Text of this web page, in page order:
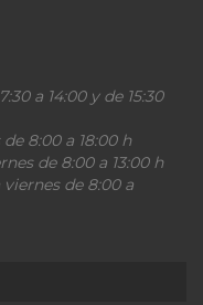
a 14:00 y de 15:30
8:00 a 18:00 h
de 8:00 a 13:00 h
de 8:00 a